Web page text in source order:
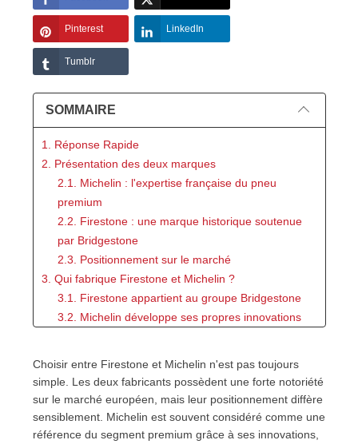
Pinterest LinkedIn
Tumblr
SOMMAIRE
1. Réponse Rapide
2. Présentation des deux marques
2.1. Michelin : l'expertise française du pneu
premium
2.2. Firestone : une marque historique soutenue
par Bridgestone
2.3. Positionnement sur le marché
3. Qui fabrique Firestone et Michelin ?
3.1. Firestone appartient au groupe Bridgestone
3.2. Michelin développe ses propres innovations
4.2. Pneus hiver
4.3. Pneus 4 saisons
5. Premier comparatif Firestone vs Michelin
6. Avantages et inconvénients de Firestone et Michelin
Choisir entre Firestone et Michelin n'est pas toujours
simple. Les deux fabricants possèdent une forte notoriété
sur le marché européen, mais leur positionnement diffère
sensiblement. Michelin est souvent considéré comme une
référence du segment premium grâce à ses innovations,